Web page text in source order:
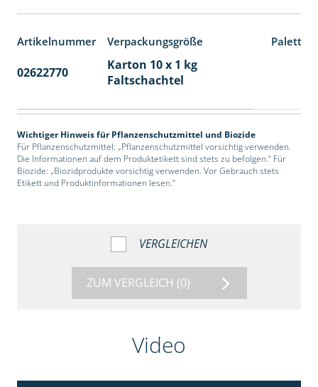
Artikelnummer Verpackungsgröße
02622770
Karton 10 x 1 kg
Faltschachtel
Wichtiger Hinweis für Pflanzenschutzmittel und Biozide
Für Pflanzenschutzmittel: „Pflanzenschutzmittel vorsichtig verwenden.
Die Informationen auf dem Produktetikett sind stets zu befolgen.“ Für
Biozide: „Biozidprodukte vorsichtig verwenden. Vor Gebrauch stets
Etikett und Produktinformationen lesen.“
VERGLEICHEN
ZUM VERGLEICH (0)
Video